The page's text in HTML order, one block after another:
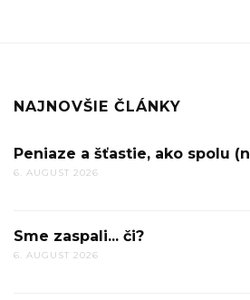
NAJNOVŠIE ČLÁNKY
Peniaze a šťastie, ako spolu
6. AUGUST 2026
Sme zaspali... či?
6. AUGUST 2026